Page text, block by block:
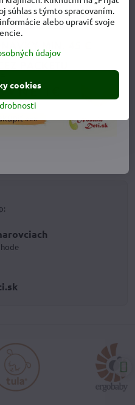
súhlas s týmto spracovaním.
alebo upraviť svoje
údajov
cookies